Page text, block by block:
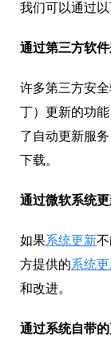
我们可以通过
通过第三方软
许多第三方安
丁）更新的功
了自动更新服
下载。
通过微软系统
如果系统更新
方提供的系统
和改进。
通过系统自带